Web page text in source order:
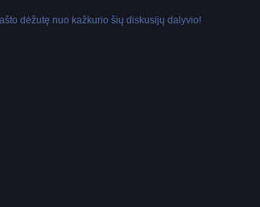
dėžutę nuo kažkurio šių diskusijų dalyvio!